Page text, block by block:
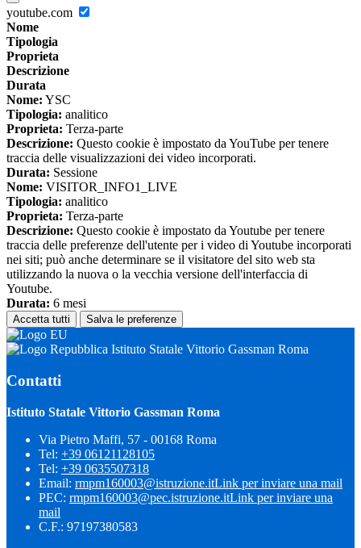
youtube.com
Nome
Tipologia
Proprieta
Descrizione
Durata
Nome: YSC
Tipologia: analitico
Proprieta: Terza-parte
Descrizione: Questo cookie è impostato da YouTube per tenere
traccia delle visualizzazioni dei video incorporati.
Durata: Sessione
Nome: VISITOR_INFO1_LIVE
Tipologia: analitico
Proprieta: Terza-parte
Descrizione: Questo cookie è impostato da Youtube per tenere
traccia delle preferenze dell'utente per i video di Youtube incorporati
nei siti; può anche determinare se il visitatore del sito web sta
utilizzando la nuova o la vecchia versione dell'interfaccia di
Youtube.
Durata: 6 mesi
Accetta tutti Salva le preferenze
Istituto Statale Vittorio Gassman Roma
Contatti
Istituto Statale Vittorio Gassman Roma
Via Pietro Maffi, 57 - 00168 Roma
Tel: +39 06121128105
Tel: +39 0635507318
Email: rmpm160003@istruzione.itLink per inviare una mail
PEC: rmpm160003@pec.istruzione.itLink per inviare una
mail
C.F.: 97197380583